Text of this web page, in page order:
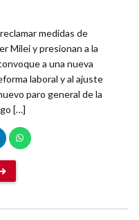
medidas de
Milei y presionan a la
a una nueva
laboral y al ajuste
paro general de la
[…]